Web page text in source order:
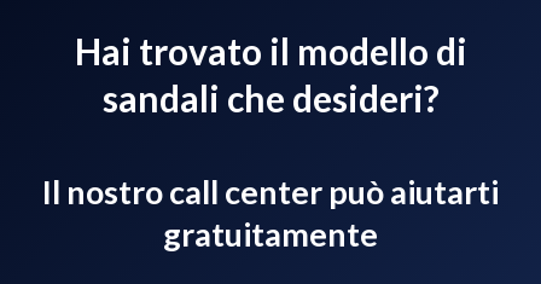
Hai trovato il modello di
sandali che desideri?
Il nostro call center può aiutarti
gratuitamente